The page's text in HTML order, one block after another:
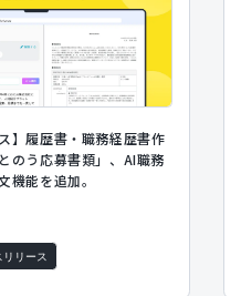
】履歴書・職務経歴書作
のう応募書類」、AI職務
機能を追加。
リリース